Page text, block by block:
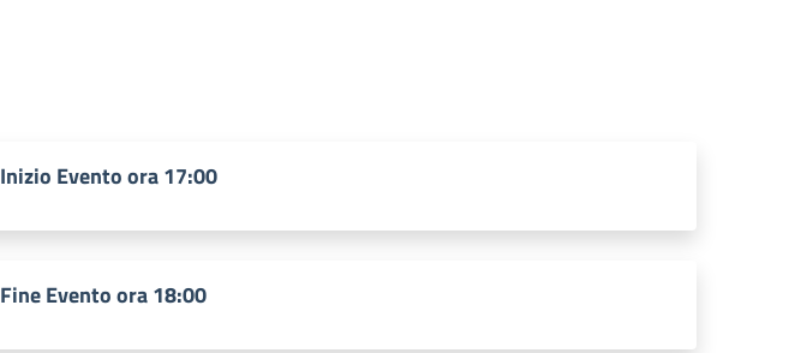
Inizio Evento ora 17:00
Fine Evento ora 18:00